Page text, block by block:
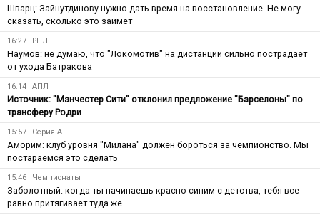
Шварц: Зайнутдинову нужно дать время на восстановление. Не могу
сказать, сколько это займёт
16:27 РПЛ
Наумов: не думаю, что "Локомотив" на дистанции сильно пострадает
от ухода Батракова
16:14 АПЛ
Источник: "Манчестер Сити" отклонил предложение "Барселоны" по
трансферу Родри
15:57 Серия А
Аморим: клуб уровня "Милана" должен бороться за чемпионство. Мы
постараемся это сделать
15:46 Чемпионаты
Заболотный: когда ты начинаешь красно-синим с детства, тебя все
равно притягивает туда же